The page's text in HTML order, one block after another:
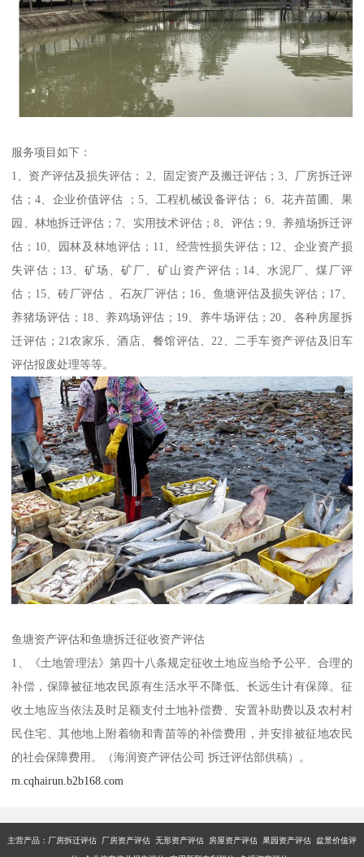
服务项目如下：
1、资产评估及损失评估； 2、固定资产及搬迁评估；3、厂房拆迁评
估；4、企业价值评估 ；5、工程机械设备评估； 6、花卉苗圃、果
园、林地拆迁评估；7、实用技术评估；8、评估；9、养殖场拆迁评
估；10、园林及林地评估；11、经营性损失评估；12、企业资产损
失评估；13、矿场、矿厂、矿山资产评估；14、水泥厂、煤厂评
估；15、砖厂评估 、石灰厂评估；16、鱼塘评估及损失评估；17、
养猪场评估；18、养鸡场评估；19、养牛场评估；20、各种房屋拆
迁评估；21农家乐、酒店、餐馆评估、22、二手车资产评估及旧车
评估报废处理等等。
鱼塘资产评估和鱼塘拆迁征收资产评估
1、《土地管理法》第四十八条规定征收土地应当给予公平、合理的
补偿，保障被征地农民原有生活水平不降低、长远生计有保障。征
收土地应当依法及时足额支付土地补偿费、安置补助费以及农村村
民住宅、其他地上附着物和青苗等的补偿费用，并安排被征地农民
的社会保障费用。（海润资产评估公司 拆迁评估部供稿）。
m.cqhairun.b2b168.com
主营产品：厂房拆迁评估 厂房资产评估 无形资产评估 房屋资产评估 果园资产评估 盆景价值评